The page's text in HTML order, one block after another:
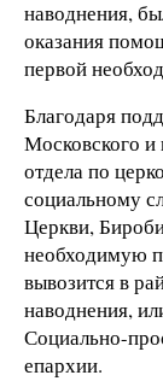
наводнения,
оказания
первой
Благодаря
Московского и
отдела по
социальному
Церкви,
необходимую
вывозится в
наводнения,
Социально-
епархии.